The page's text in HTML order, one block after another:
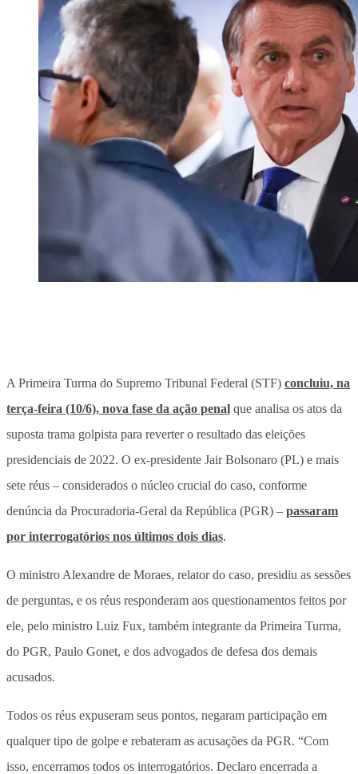
A Primeira Turma do Supremo Tribunal Federal (STF) concluiu, na
terça-feira (10/6), nova fase da ação penal que analisa os atos da
suposta trama golpista para reverter o resultado das eleições
presidenciais de 2022. O ex-presidente Jair Bolsonaro (PL) e mais
sete réus – considerados o núcleo crucial do caso, conforme
denúncia da Procuradoria-Geral da República (PGR) – passaram
por interrogatórios nos últimos dois dias.
O ministro Alexandre de Moraes, relator do caso, presidiu as sessões
de perguntas, e os réus responderam aos questionamentos feitos por
ele, pelo ministro Luiz Fux, também integrante da Primeira Turma,
do PGR, Paulo Gonet, e dos advogados de defesa dos demais
acusados.
Todos os réus expuseram seus pontos, negaram participação em
qualquer tipo de golpe e rebateram as acusações da PGR. “Com
isso, encerramos todos os interrogatórios. Declaro encerrada a